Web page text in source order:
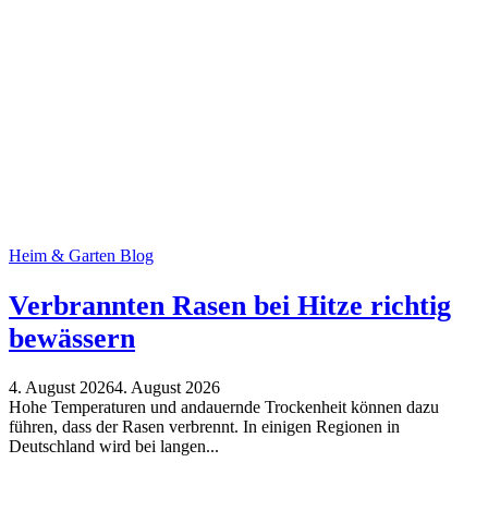
Heim & Garten Blog
Verbrannten Rasen bei Hitze richtig
bewässern
4. August 20264. August 2026
Hohe Temperaturen und andauernde Trockenheit können dazu
führen, dass der Rasen verbrennt. In einigen Regionen in
Deutschland wird bei langen...